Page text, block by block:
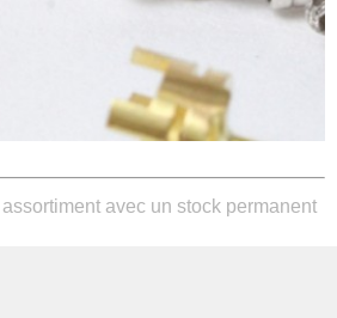
avec un stock permanent